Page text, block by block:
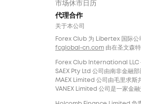
市场休市日历
代理合作
关于本公司
Forex Club 为 Libertex 国际
fcglobal-cn.com 由在圣文森
Forex Club International LLC
SAEX Pty Ltd 公司由南非金融部
MAEX Limited 公司由毛里求斯
VANEX Limited 公司是一家金融